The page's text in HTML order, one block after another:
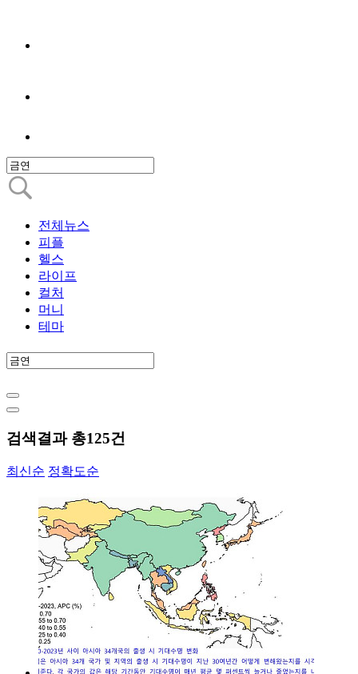
전체뉴스
피플
헬스
라이프
컬처
머니
테마
검색결과 총125건
최신순 정확도순